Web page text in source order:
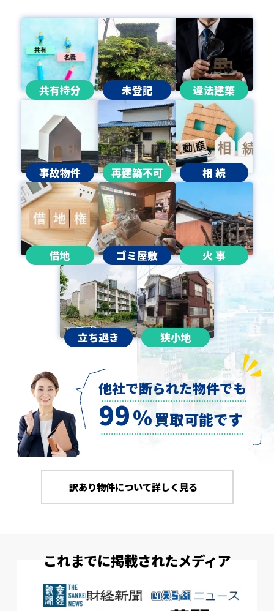
共有持分 未登記 違法建築
事故物件 再建築不可 相 続
借地 ゴミ屋敷 火 事
立ち退き 狭小地
他社で断られた物件でも
99％ 買取可能です
訳あり物件について詳しく見る
これまでに掲載されたメディア